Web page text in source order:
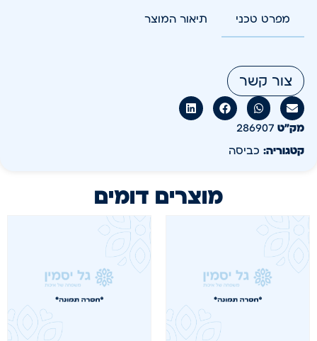
מפרט טכני תיאור המוצר
צור קשר
מק״ט 286907
קטגוריה: כביסה
מוצרים דומים